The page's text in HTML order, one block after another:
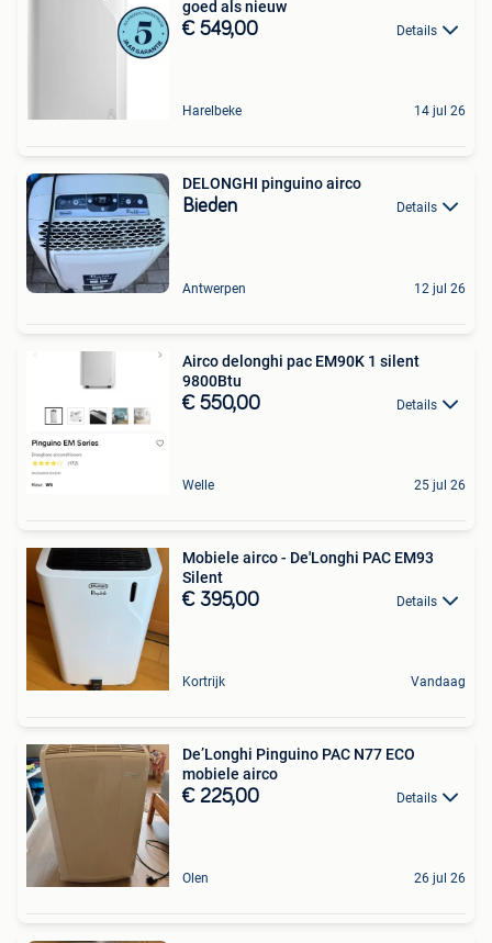
goed als nieuw
€ 549,00 Details
Harelbeke 14 jul 26
DELONGHI pinguino airco
Bieden Details
Antwerpen 12 jul 26
Airco delonghi pac EM90K 1 silent
9800Btu
€ 550,00 Details
Welle 25 jul 26
Mobiele airco - De'Longhi PAC EM93
Silent
€ 395,00 Details
Kortrijk Vandaag
De’Longhi Pinguino PAC N77 ECO
mobiele airco
€ 225,00 Details
Olen 26 jul 26